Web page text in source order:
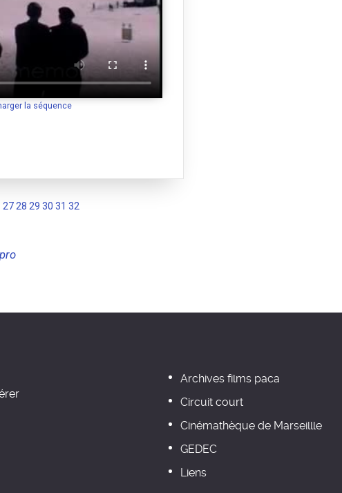
la séquence
27 28 29 30 31 32
Archives films paca
Circuit court
Cinémathèque de Marseillle
GEDEC
Liens